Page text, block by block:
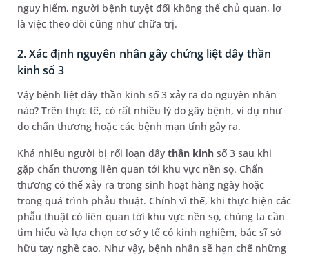
nguy hiểm, người bệnh tuyệt đối không thể chủ quan, lơ
là việc theo dõi cũng như chữa trị.
2. Xác định nguyên nhân gây chứng liệt dây thần
kinh số 3
Vậy bệnh liệt dây thần kinh số 3 xảy ra do nguyên nhân
nào? Trên thực tế, có rất nhiều lý do gây bệnh, ví dụ như
do chấn thương hoặc các bệnh mạn tính gây ra.
Khá nhiều người bị rối loạn dâythần kinh số 3 sau khi
gặp chấn thương liên quan tới khu vực nền sọ. Chấn
thương có thể xảy ra trong sinh hoạt hàng ngày hoặc
trong quá trình phẫu thuật. Chính vì thế, khi thực hiện các
phẫu thuật có liên quan tới khu vực nền sọ, chúng ta cần
tìm hiểu và lựa chọn cơ sở y tế có kinh nghiệm, bác sĩ sở
hữu tay nghề cao. Như vậy, bệnh nhân sẽ hạn chế những